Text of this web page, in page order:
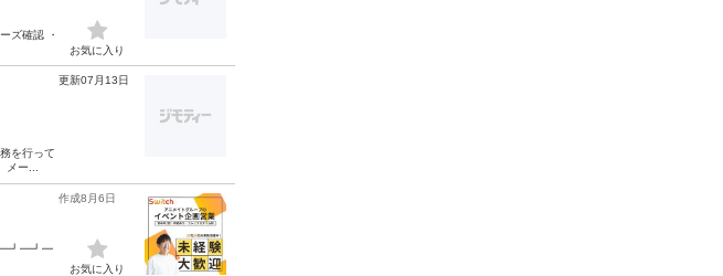
ズ確認 ・
お気に入り
を行って
ー...
更新07月13日
作成8月6日
お気に入り